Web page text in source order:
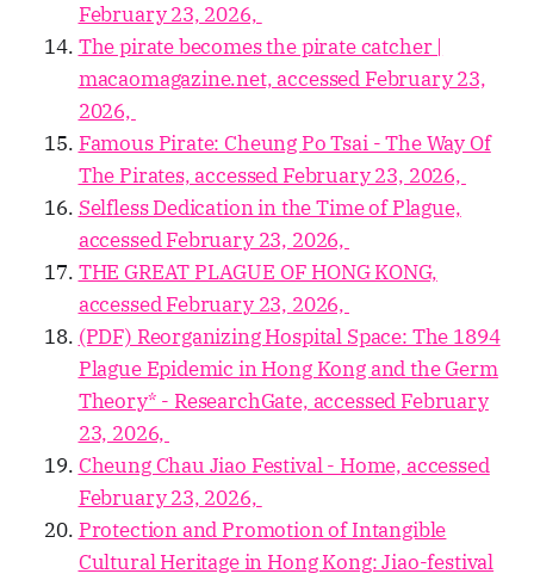
February 23, 2026,
The pirate becomes the pirate catcher |
macaomagazine.net, accessed February 23,
2026,
Famous Pirate: Cheung Po Tsai - The Way Of
The Pirates, accessed February 23, 2026,
Selfless Dedication in the Time of Plague,
accessed February 23, 2026,
THE GREAT PLAGUE OF HONG KONG,
accessed February 23, 2026,
(PDF) Reorganizing Hospital Space: The 1894
Plague Epidemic in Hong Kong and the Germ
Theory* - ResearchGate, accessed February
23, 2026,
Cheung Chau Jiao Festival - Home, accessed
February 23, 2026,
Protection and Promotion of Intangible
Cultural Heritage in Hong Kong: Jiao-festival